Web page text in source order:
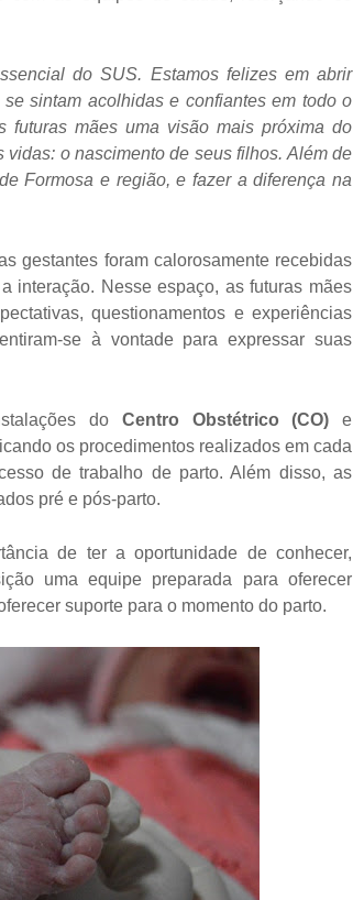
do SUS. Estamos felizes em abrir
sintam acolhidas e confiantes em todo o
futuras mães uma visão mais próxima do
o nascimento de seus filhos. Além de
Formosa e região, e fazer a diferença na
gestantes foram calorosamente recebidas
interação. Nesse espaço, as futuras mães
questionamentos e experiências
se à vontade para expressar suas
do Centro Obstétrico (CO) e
os procedimentos realizados em cada
de trabalho de parto. Além disso, as
pré e pós-parto.
de ter a oportunidade de conhecer,
uma equipe preparada para oferecer
suporte para o momento do parto.